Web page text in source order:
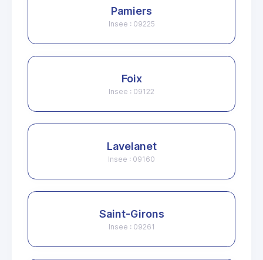
Pamiers
Insee : 09225
Foix
Insee : 09122
Lavelanet
Insee : 09160
Saint-Girons
Insee : 09261